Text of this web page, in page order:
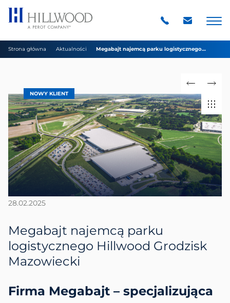
Strona główna Aktualności Megabajt najemcą parku logistycznego
Hillwood Grodzisk Mazowiecki
NOWY KLIENT
28.02.2025
Megabajt najemcą parku
logistycznego Hillwood Grodzisk
Mazowiecki
Firma Megabajt – specjalizująca